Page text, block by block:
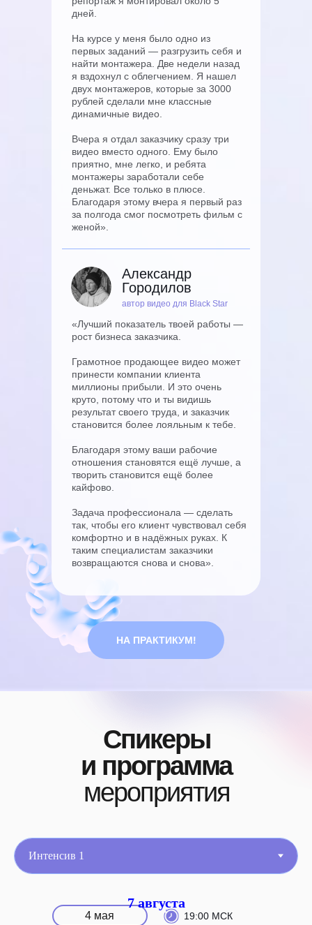
дней.
На курсе у меня было одно из
первых заданий — разгрузить себя и
найти монтажера. Две недели назад
я вздохнул с облегчением. Я нашел
двух монтажеров, которые за 3000
рублей сделали мне классные
динамичные видео.
Вчера я отдал заказчику сразу три
видео вместо одного. Ему было
приятно, мне легко, и ребята
монтажеры заработали себе
деньжат. Все только в плюсе.
Благодаря этому вчера я первый раз
за полгода смог посмотреть фильм с
женой».
Александр
Городилов
автор видео для Black Star
«Лучший показатель твоей работы —
рост бизнеса заказчика.
Грамотное продающее видео может
принести компании клиента
миллионы прибыли. И это очень
круто, потому что и ты видишь
результат своего труда, и заказчик
становится более лояльным к тебе.
Благодаря этому ваши рабочие
отношения становятся ещё лучше, а
творить становится ещё более
кайфово.
Задача профессионала — сделать
так, чтобы его клиент чувствовал себя
комфортно и в надёжных руках. К
таким специалистам заказчики
возвращаются снова и снова».
НА ПРАКТИКУМ!
Спикеры
и программа
мероприятия
4 мая 19:00 МСК
7 августа